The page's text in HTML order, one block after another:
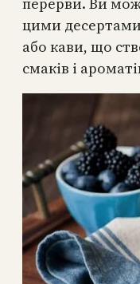
цими
або кави, що
смаків і